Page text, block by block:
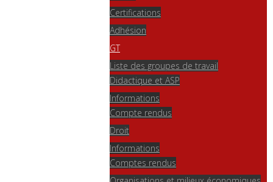
Certifications
Adhésion
GT
Liste des groupes de travail
Didactique et ASP
Informations
Compte rendus
Droit
Informations
Comptes rendus